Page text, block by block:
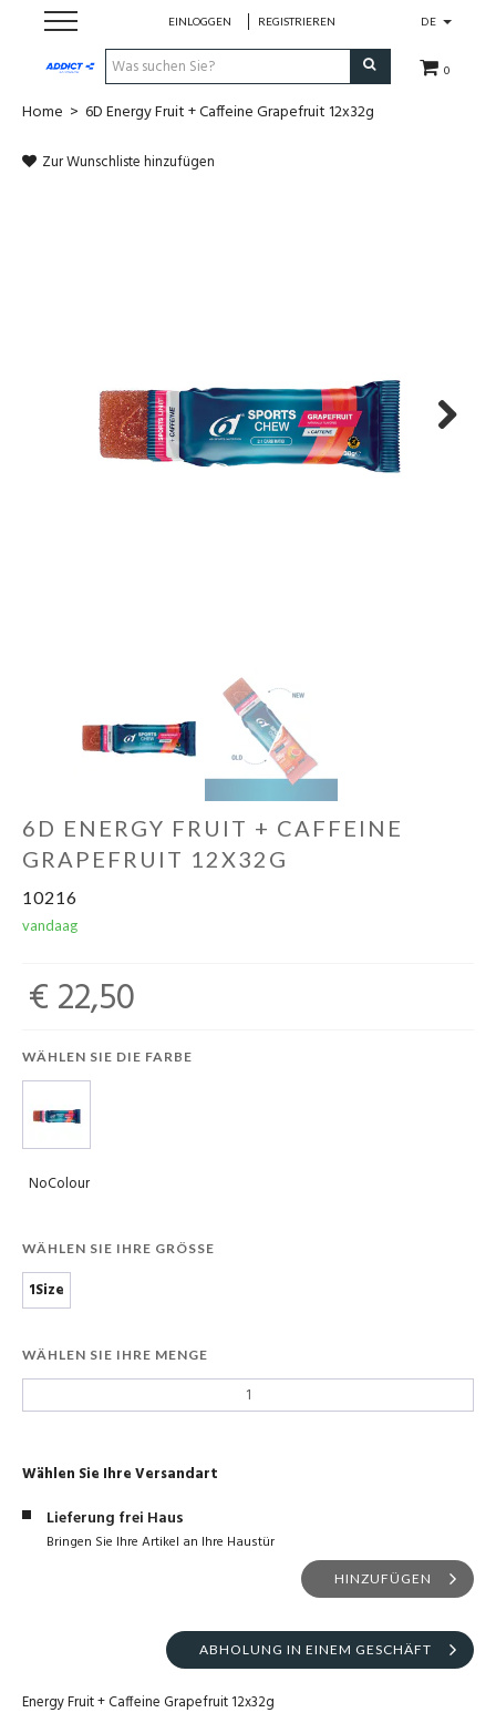
DE
0
EINLOGGEN REGISTRIEREN
Cadeaubon
Triathlon
Home > 6D Energy Fruit + Caffeine Grapefruit 12x32g
Zur Wunschliste hinzufügen
6D ENERGY FRUIT + CAFFEINE
GRAPEFRUIT 12X32G
10216
vandaag
€ 22,50
WÄHLEN SIE DIE FARBE
NoColour
WÄHLEN SIE IHRE GRÖSSE
1Size
WÄHLEN SIE IHRE MENGE
Wählen Sie Ihre Versandart
Lieferung frei Haus
Bringen Sie Ihre Artikel an Ihre Haustür
HINZUFÜGEN
ABHOLUNG IN EINEM GESCHÄFT
Energy Fruit + Caffeine Grapefruit 12x32g